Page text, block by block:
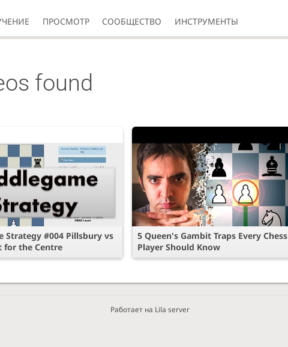
ПРОСМОТР СООБЩЕСТВО ИНСТРУМЕНТЫ
found
Strategy #004 Pillsbury vs
for the Centre
5 Queen's Gambit Traps Every Chess
Player Should Know
Работает на Lila server